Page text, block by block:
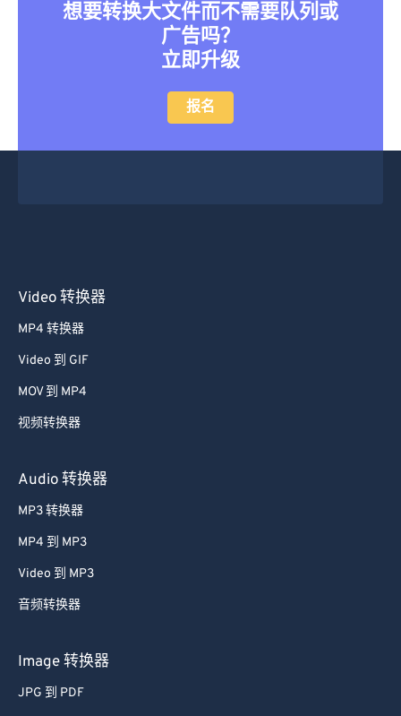
想要转换大文件而不需要队列或
广告吗？
立即升级
报名
Video 转换器
MP4 转换器
Video 到 GIF
MOV 到 MP4
视频转换器
Audio 转换器
MP3 转换器
MP4 到 MP3
Video 到 MP3
音频转换器
Image 转换器
JPG 到 PDF